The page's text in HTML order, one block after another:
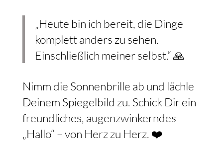
„Heute bin ich bereit, die Dinge
komplett anders zu sehen.
Einschließlich meiner selbst.“ 🙏
Nimm die Sonnenbrille ab und lächle
Deinem Spiegelbild zu. Schick Dir ein
freundliches, augenzwinkerndes
„Hallo“ – von Herz zu Herz. ❤️